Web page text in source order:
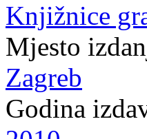
Knjižnice
Mjesto
Zagreb
Godina